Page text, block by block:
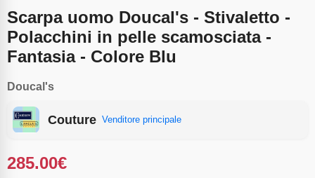
Scarpa uomo Doucal's - Stivaletto -
Polacchini in pelle scamosciata -
Fantasia - Colore Blu
Doucal's
Couture Venditore principale
285.00€